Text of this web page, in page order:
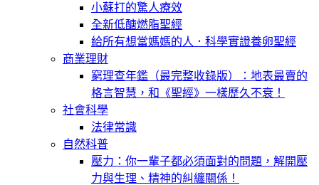
小蘇打的驚人療效
全新低醣燃脂聖經
給所有想當媽媽的人．科學實證養卵聖經
商業理財
窮理查年鑑（最完整收錄版）：地表最賣的
格言智慧，和《聖經》一樣歷久不衰！
社會科學
法律常識
自然科普
壓力：你一輩子都必須面對的問題，解開壓
力與生理、精神的糾纏關係！